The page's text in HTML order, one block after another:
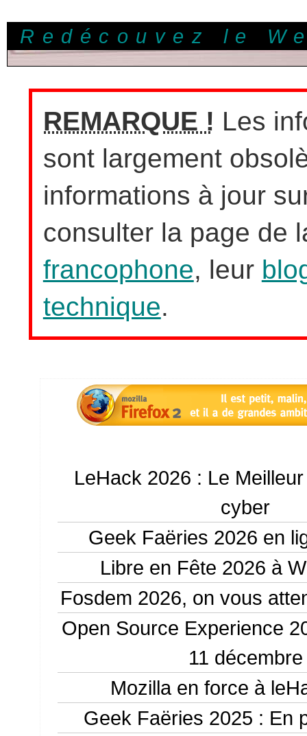
Redécouvez le
REMARQUE ! Les
sont largement
informations à jour
consulter la page de
francophone, leur
technique.
LeHack 2026 : Le
cyber
Geek Faëries 2026 en
Libre en Fête 2026 à
Fosdem 2026, on vous
Open Source Experience
11 décembre
Mozilla en force à
Geek Faëries 2025 : En